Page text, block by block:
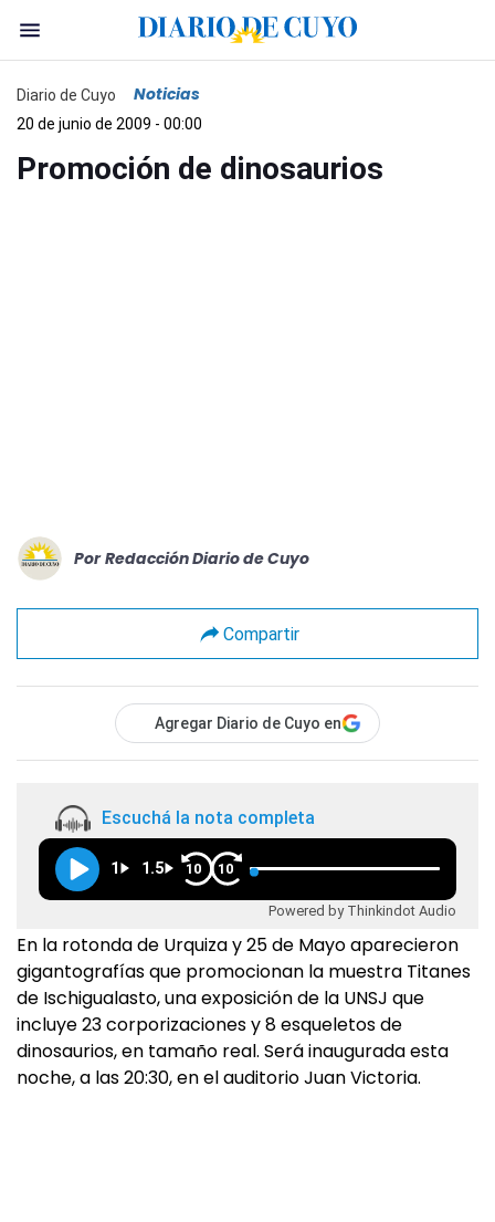
Diario de Cuyo Noticias
20 de junio de 2009 - 00:00
Promoción de dinosaurios
Por Redacción Diario de Cuyo
Compartir
Agregar Diario de Cuyo en
Escuchá la nota completa
1 1.5 10 10
Powered by Thinkindot Audio
En la rotonda de Urquiza y 25 de Mayo aparecieron
gigantografías que promocionan la muestra Titanes
de Ischigualasto, una exposición de la UNSJ que
incluye 23 corporizaciones y 8 esqueletos de
dinosaurios, en tamaño real. Será inaugurada esta
noche, a las 20:30, en el auditorio Juan Victoria.